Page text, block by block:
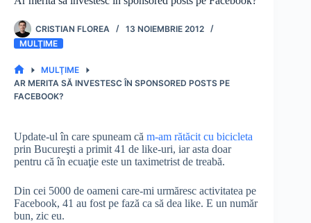
CRISTIAN FLOREA
13 NOIEMBRIE 2012
MULŢIME
PRIMA
PAGINĂ
MULŢIME
AR MERITA SĂ INVESTESC ÎN SPONSORED POSTS PE
FACEBOOK?
Update-ul în care spuneam că m-am rătăcit cu bicicleta
prin Bucureşti a primit 41 de like-uri, iar asta doar
pentru că în ecuaţie este un taximetrist de treabă.
Din cei 5000 de oameni care-mi urmăresc activitatea pe
Facebook, 41 au fost pe fază ca să dea like. E un număr
bun, zic eu.